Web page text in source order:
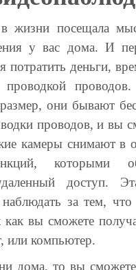
жизни посещала
у вас дома. И
потратить деньги,
они бывают
проводов, и вы
камеры снимают в
которыми
доступ.
за тем,
вы сможете
или компьютер.
дома, то вы сможете